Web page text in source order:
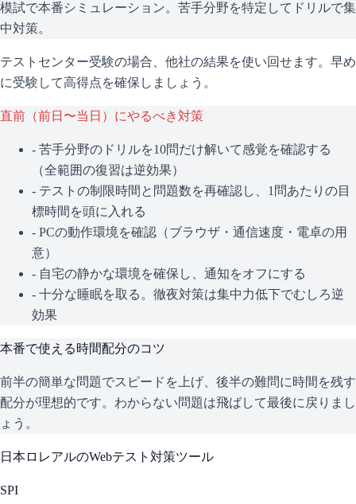
模試で本番シミュレーション。苦手分野を特定してドリルで集
中対策。
テストセンター受験の場合、他社の結果を使い回せます。早め
に受験して高得点を確保しましょう。
直前（前日〜当日）にやるべき対策
- 苦手分野のドリルを10問だけ解いて感覚を確認する
（全範囲の復習は逆効果）
- テストの制限時間と問題数を再確認し、1問あたりの目
標時間を頭に入れる
- PCの動作環境を確認（ブラウザ・通信速度・電卓の用
意）
- 自宅の静かな環境を確保し、通知をオフにする
- 十分な睡眠を取る。徹夜対策は集中力低下でむしろ逆
効果
本番で使える時間配分のコツ
前半の簡単な問題でスピードを上げ、後半の難問に時間を残す
配分が理想的です。わからない問題は飛ばして最後に戻りまし
ょう。
日本ロレアルのWebテスト対策ツール
SPI